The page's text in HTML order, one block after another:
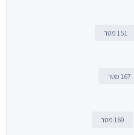
151 מטר
167 מטר
169 מטר